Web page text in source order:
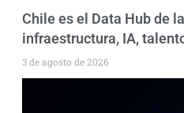
Chile es el Data Hub de
infraestructura, IA,
3 de agosto de 2026